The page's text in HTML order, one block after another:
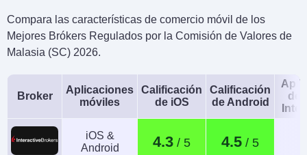
Compara las características de comercio móvil de los
Mejores Brókers Regulados por la Comisión de Valores de
Malasia (SC) 2026.
Broker
Aplicaciones
móviles
Calificación
de iOS
Calificación
de Android
de
iOS &
Android
4.3 4.5